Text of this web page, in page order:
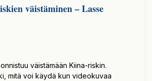
väistäminen – Lasse
väistämään Kiina-riskin.
mitä voi käydä kun videokuvaa